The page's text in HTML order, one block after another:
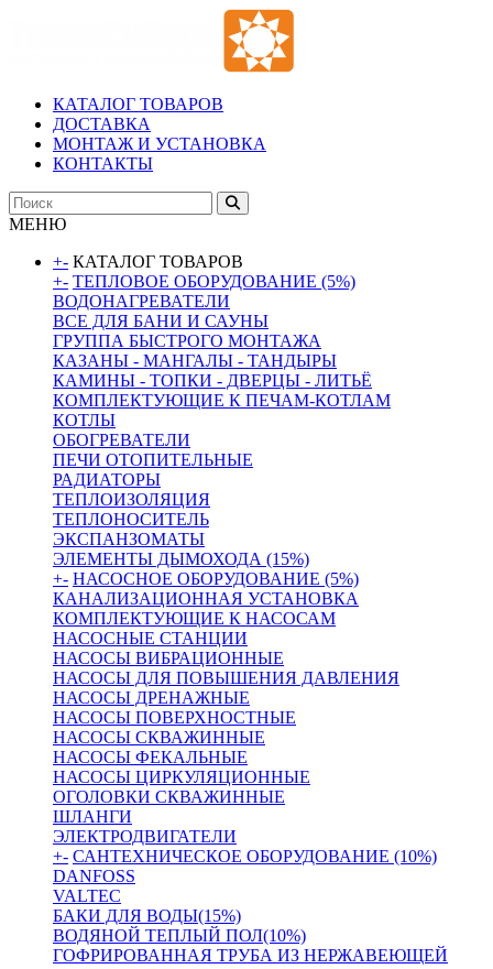
КАТАЛОГ ТОВАРОВ
ДОСТАВКА
МОНТАЖ И УСТАНОВКА
КОНТАКТЫ
МЕНЮ
+- КАТАЛОГ ТОВАРОВ
+- ТЕПЛОВОЕ ОБОРУДОВАНИЕ (5%)
ВОДОНАГРЕВАТЕЛИ
ВСЕ ДЛЯ БАНИ И САУНЫ
ГРУППА БЫСТРОГО МОНТАЖА
КАЗАНЫ - МАНГАЛЫ - ТАНДЫРЫ
КАМИНЫ - ТОПКИ - ДВЕРЦЫ - ЛИТЬЁ
КОМПЛЕКТУЮЩИЕ К ПЕЧАМ-КОТЛАМ
КОТЛЫ
ОБОГРЕВАТЕЛИ
ПЕЧИ ОТОПИТЕЛЬНЫЕ
РАДИАТОРЫ
ТЕПЛОИЗОЛЯЦИЯ
ТЕПЛОНОСИТЕЛЬ
ЭКСПАНЗОМАТЫ
ЭЛЕМЕНТЫ ДЫМОХОДА (15%)
+- НАСОСНОЕ ОБОРУДОВАНИЕ (5%)
КАНАЛИЗАЦИОННАЯ УСТАНОВКА
КОМПЛЕКТУЮЩИЕ К НАСОСАМ
НАСОСНЫЕ СТАНЦИИ
НАСОСЫ ВИБРАЦИОННЫЕ
НАСОСЫ ДЛЯ ПОВЫШЕНИЯ ДАВЛЕНИЯ
НАСОСЫ ДРЕНАЖНЫЕ
НАСОСЫ ПОВЕРХНОСТНЫЕ
НАСОСЫ СКВАЖИННЫЕ
НАСОСЫ ФЕКАЛЬНЫЕ
НАСОСЫ ЦИРКУЛЯЦИОННЫЕ
ОГОЛОВКИ СКВАЖИННЫЕ
ШЛАНГИ
ЭЛЕКТРОДВИГАТЕЛИ
+- САНТЕХНИЧЕСКОЕ ОБОРУДОВАНИЕ (10%)
DANFOSS
VALTEC
БАКИ ДЛЯ ВОДЫ(15%)
ВОДЯНОЙ ТЕПЛЫЙ ПОЛ(10%)
ГОФРИРОВАННАЯ ТРУБА ИЗ НЕРЖАВЕЮЩЕЙ